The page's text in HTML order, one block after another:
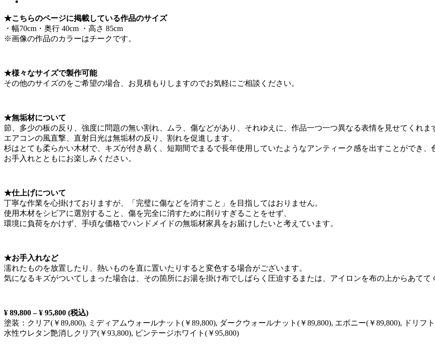
★こちらのページに掲載している作品のサイズ
・幅70cm・奥行 40cm ・高さ 85cm
※画像の作品のカラーはチークです。
★様々なサイズで製作可能
その他のサイズのをご希望の場合、お見積もりしますのでお気軽にご相談ください。
★無垢材について
節、多少の板の反り、強度に問題の無い割れ、ムラ、傷などがあり、それゆえに、作品一つ一つ異なる表情を見せてくれま
エアコンの風直撃、直射日光は無垢材の反り、割れを促進します。
杉はとても柔らかい木材で、キズが付き易く、短期間でまるで長年使用していたようなアンティーク感を出すことができ
お手入れとともにお楽しみください。
★仕上げについて
丁寧な作業を心掛けておりますが、「完璧に傷などを消すこと」を目指してはおりません。
使用木材をシビアに選別すること、傷を完全に消すために削りすぎることをせず、
環境に負荷をかけず、手頃な価格でハンドメイドの無垢材家具をお届けしたいと考えています。
★お手入れなど
濡れたものを放置したり、熱いものを直に置いたりすると変色する場合がございます。
気になるキズがついてしまった場合は、その箇所にお湯を掛け布でしばらく圧迫するまたは、アイロンを布の上からあて
¥ 89,800 – ¥ 95,800 (税込)
塗装：クリア(￥89,800), ミディアムウォールナット(￥89,800), ダークウォールナット(￥89,800), エボニー(￥89,800), ドリフ
水性ウレタン艶消しクリア(￥93,800), ビンテージホワイト(￥95,800)